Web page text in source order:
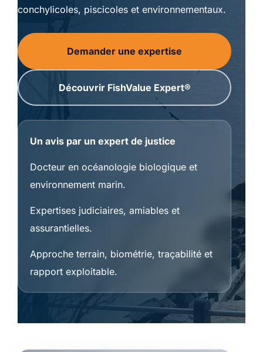
conchylicoles, piscicoles et environnementaux.
Demander une expertise
Découvrir FishValue Expert®
Un avis par un expert de justice
Docteur en océanologie biologique et
environnement marin.
Expertises judiciaires, amiables et
assurantielles.
Approche terrain, biométrie, traçabilité et
rapport exploitable.